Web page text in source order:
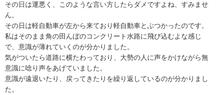
その日は運悪く、このような言い方したらダメですよね、すみませ
ん。
その日は軽自動車が左から来ており軽自動車とぶつかったのです。
私はそのまま角の田んぼのコンクリート水路に飛び込むよな感じ
で、意識が薄れていくのが分かりました。
気がついたら道路に横たわっており、大勢の人に声をかけながら無
意識に唸り声をあげていました。
意識が遠退いたり、戻ってきたりを繰り返しているのが分かりまし
た。